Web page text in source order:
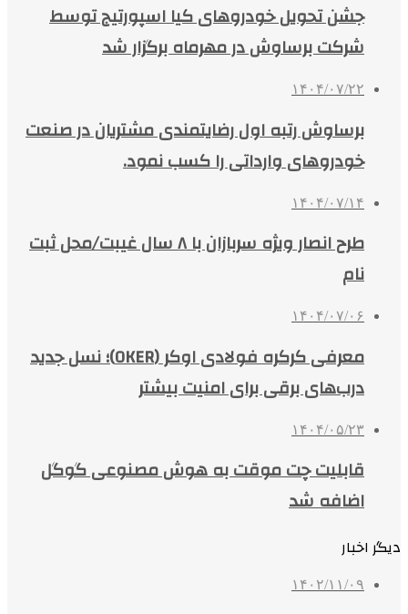
جشن تحویل خودروهای کیا اسپورتیج توسط
شرکت برساوش در مهرماه برگزار شد
۱۴۰۴/۰۷/۲۲
برساوش رتبه اول رضایتمندی مشتریان در صنعت
خودروهای وارداتی را کسب نمود.
۱۴۰۴/۰۷/۱۴
طرح انصار ویژه سربازان با ۸ سال غیبت/محل ثبت
نام
۱۴۰۴/۰۷/۰۶
معرفی کرکره فولادی اوکر (OKER)؛ نسل جدید
درب‌های برقی برای امنیت بیشتر
۱۴۰۴/۰۵/۲۳
قابلیت چت موقت به هوش مصنوعی گوگل
اضافه شد
دیگر اخبار
۱۴۰۲/۱۱/۰۹